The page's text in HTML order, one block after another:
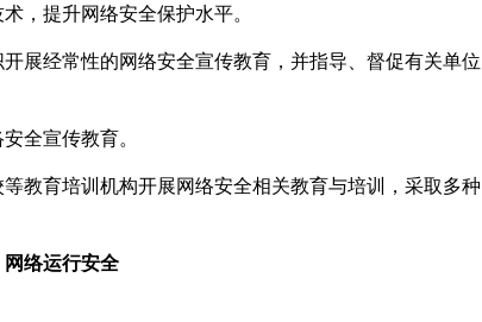
，提升网络安全保护水平。
展经常性的网络安全宣传教育，并指导、督促有关单位
全宣传教育。
教育培训机构开展网络安全相关教育与培训，采取多种
络运行安全